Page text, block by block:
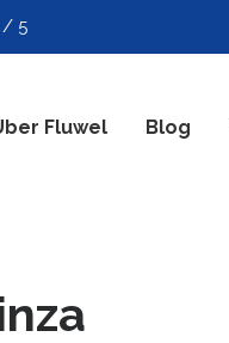
/ 5
Fluwel Blog